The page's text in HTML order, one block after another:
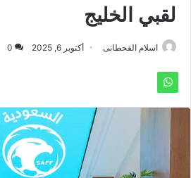
لقبي الخليج
اسلام القحطانى أكتوبر 6, 2025 0